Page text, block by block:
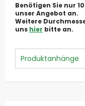
Benötigen Sie nur
unser Angebot an.
Weitere
uns hier bitte an.
Produktanhänge